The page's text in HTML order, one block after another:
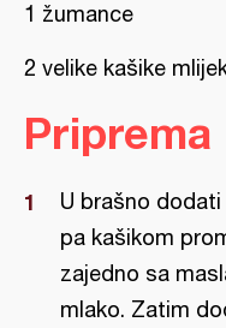
1 žumance
2 velike kašike
Priprema
U brašno dodati
pa kašikom
zajedno sa
mlako. Zatim